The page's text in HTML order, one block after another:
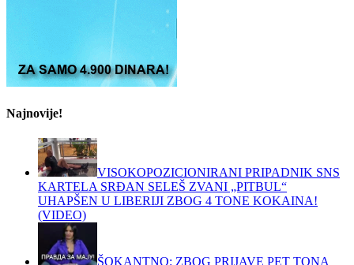
Najnovije!
VISOKOPOZICIONIRANI PRIPADNIK SNS
KARTELA SRĐAN SELEŠ ZVANI „PITBUL“
UHAPŠEN U LIBERIJI ZBOG 4 TONE KOKAINA!
(VIDEO)
ŠOKANTNO: ZBOG PRIJAVE PET TONA